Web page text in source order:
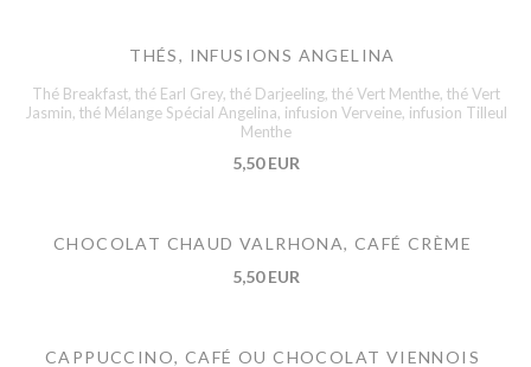
THÉS, INFUSIONS ANGELINA
Thé Breakfast, thé Earl Grey, thé Darjeeling, thé Vert Menthe, thé Vert
Jasmin, thé Mélange Spécial Angelina, infusion Verveine, infusion Tilleul
Menthe
5,50 EUR
CHOCOLAT CHAUD VALRHONA, CAFÉ CRÈME
5,50 EUR
CAPPUCCINO, CAFÉ OU CHOCOLAT VIENNOIS